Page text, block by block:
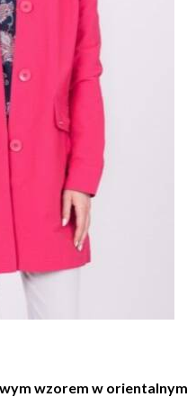
wzorem w orientalnym